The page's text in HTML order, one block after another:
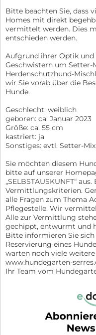
Bitte beachten Sie, dass
Homes mit direkt
vermittelt werden. Dies
entschieden werden.
Aufgrund ihrer Optik und
Geschwistern um Setter-
Herdenschutzhund-
wir Sie vorab über die
Hunde.
Geschlecht: weiblich
geboren: ca. Januar 2023
Größe: ca. 55 cm
kastriert: ja
Sonstiges: evtl. Setter-
Sie möchten diesem
bitte auf unserer
„SELBSTAUSKUNFT“
Vermittlungskriterien.
alle Fragen zum Thema
Pflegestelle. Wir
Alle zur Vermittlung
gechippt, entwurmt und
Bitte informieren Sie
Reservierung eines
warten noch viele
www.hundegarten-
Ihr Team vom